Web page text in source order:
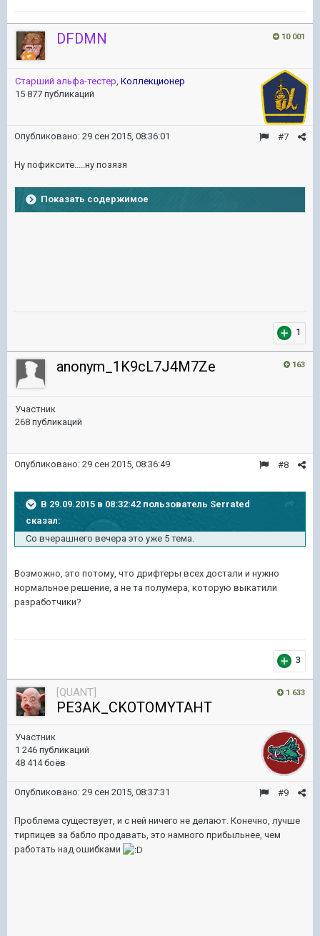
10 001
DFDMN
Старший альфа-тестер, Коллекционер
15 877 публикаций
#7
Опубликовано: 29 сен 2015, 08:36:01
Ну пофиксите.....ну позязя
Показать содержимое
1
163
anonym_1K9cL7J4M7Ze
Участник
268 публикаций
#8
Опубликовано: 29 сен 2015, 08:36:49
В 29.09.2015 в 08:32:42 пользователь Serrated
сказал:
Со вчерашнего вечера это уже 5 тема.
Возможно, это потому, что дрифтеры всех достали и нужно
нормальное решение, а не та полумера, которую выкатили
разработчики?
3
1 633
[QUANT]
PE3AK_CKOTOMYTAHT
Участник
1 246 публикаций
48 414 боёв
#9
Опубликовано: 29 сен 2015, 08:37:31
Проблема существует, и с ней ничего не делают. Конечно, лучше
тирпицев за бабло продавать, это намного прибыльнее, чем
работать над ошибками